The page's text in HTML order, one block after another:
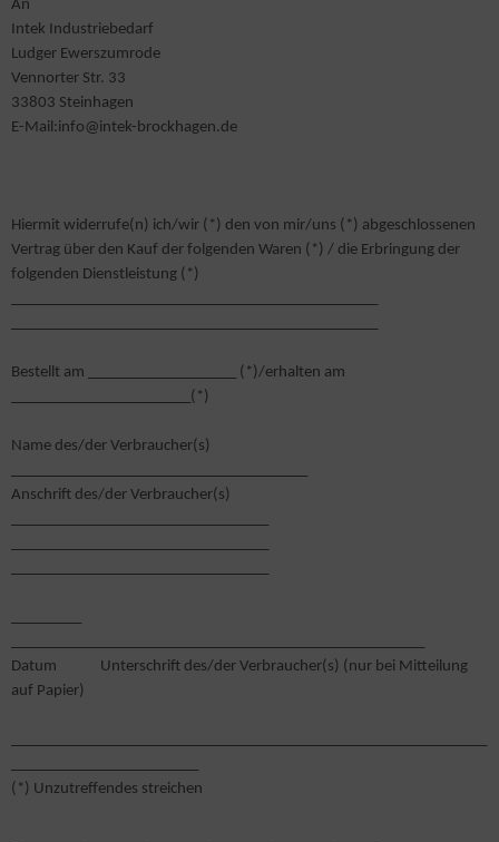
An
Intek Industriebedarf
Ludger Ewerszumrode
Vennorter Str. 33
33803 Steinhagen
E-Mail:info@intek-brockhagen.de
Hiermit widerrufe(n) ich/wir (*) den von mir/uns (*) abgeschlossenen
Vertrag über den Kauf der folgenden Waren (*) / die Erbringung der
folgenden Dienstleistung (*)
Bestellt am ___________________ (*)/erhalten am
_______________________(*)
Name des/der Verbraucher(s)
Anschrift des/der Verbraucher(s)
Datum Unterschrift des/der Verbraucher(s) (nur bei Mitteilung
auf Papier)
(*) Unzutreffendes streichen